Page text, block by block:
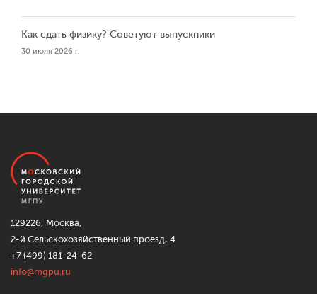
Как сдать физику? Советуют выпускники
30 июля 2026 г.
129226, Москва,
2-й Сельскохозяйственный проезд, 4
+7 (499) 181-24-62
info@mgpu.ru